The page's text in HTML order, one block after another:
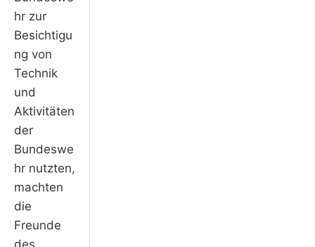
hr zur
Besichtigu
ng von
Technik
und
Aktivitäten
der
Bundeswe
hr nutzten,
machten
die
Freunde
des